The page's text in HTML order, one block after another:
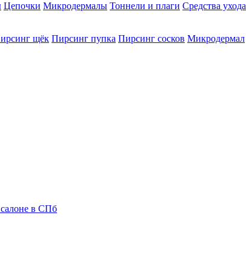
Цепочки Микродермалы Тоннели и плаги Средства ухода
щёк Пирсинг пупка Пирсинг сосков Микродермал